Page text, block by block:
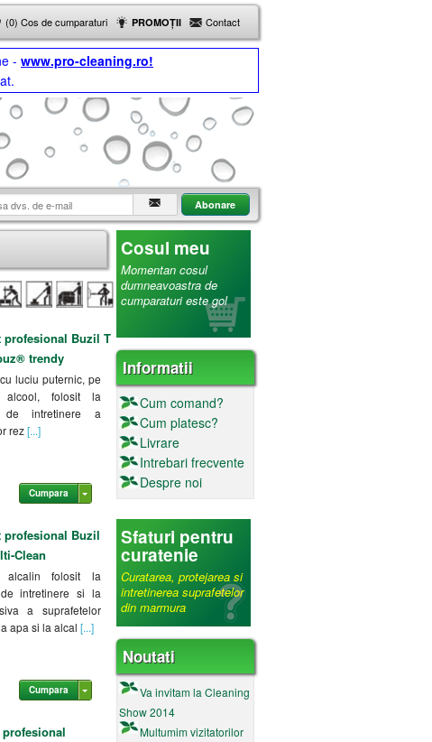
(0) Cos de cumparaturi PROMOȚII Contact
- www.pro-cleaning.ro!
profesional Buzil T
trendy
luciu puternic, pe
folosit la
de intretinere a
rez[...]
Cumpara
profesional Buzil
Clean
alcalin folosit la
intretinere si la
a suprafetelor
apa si la alcal [...]
Cumpara
Cosul meu
Momentan cosul
dumneavoastra de
cumparaturi este gol
Informatii
Cum comand?
Cum platesc?
Livrare
Intrebari frecvente
Despre noi
Sfaturi pentru
curatenie
Curatarea, protejarea si
intretinerea suprafetelor
din marmura
Noutati
Va invitam la Cleaning
Show 2014
Multumim vizitatorilor